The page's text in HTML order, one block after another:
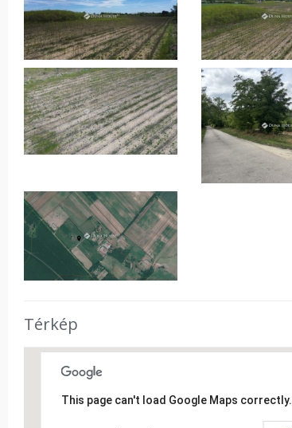
Térkép
This page can't load Google Maps correctly.